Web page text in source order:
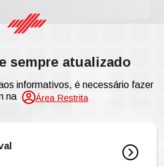
sempre atualizado
informativos, é necessário fazer
na
Área Restrita